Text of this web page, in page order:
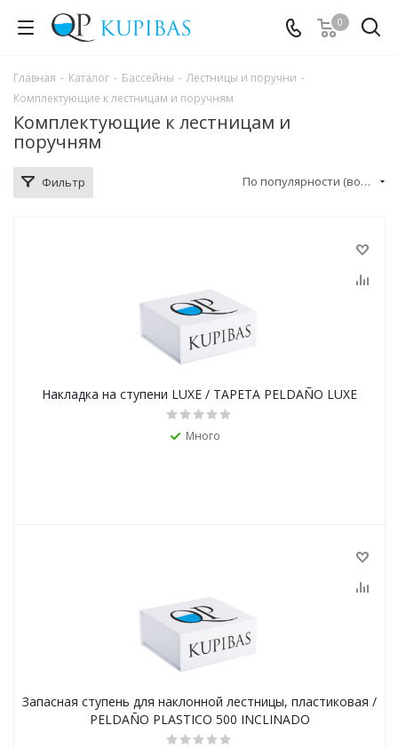
0
Главная - Каталог - Бассейны - Лестницы и поручни -
Комплектующие к лестницам и поручням
Комплектующие к лестницам и
поручням
Фильтр По популярности (возрастание)
Накладка на ступени LUXE / TAPETA PELDAÑO LUXE
Много
Запасная ступень для наклонной лестницы, пластиковая /
PELDAÑO PLASTICO 500 INCLINADO